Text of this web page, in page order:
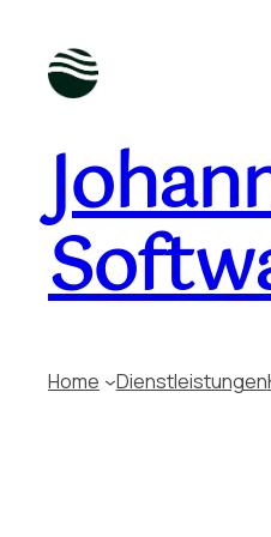
Home Dienstleistungen